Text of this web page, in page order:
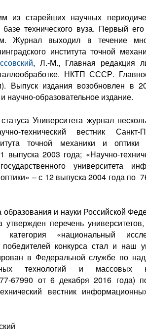
из старейших научных
технического вуза. Первый
Журнал выходил в течение
института точной
, Л.-М., Главная редакция
НКТП СССР.
Выпуск издания возобновлен в
научно-образовательное издание.
Университета журнал
технический вестник Санкт-
точной механики и оптики
2003 года; «Научно-
университета
– с 12 выпуска 2004 года по
образования и науки Российской
утвержден перечень
«национальный
конкурса стал и наш
в Федеральной службе по
технологий и массовых
67990 от 6 декабря 2016 года)
вестник